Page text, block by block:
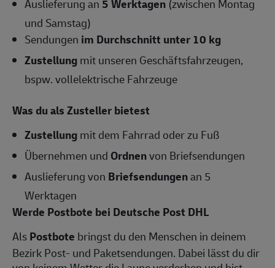
Auslieferung an5 Werktagen (zwischen Montag
und Samstag)
Sendungen im Durchschnitt unter 10 kg
Zustellungmit unseren Geschäftsfahrzeugen,
bspw. vollelektrische Fahrzeuge
Was du als Zusteller bietest
Zustellungmit dem Fahrrad oder zu Fuß
Übernehmen und Ordnenvon Briefsendungen
Auslieferung von Briefsendungenan 5
Werktagen
Werde Postbote bei Deutsche Post DHL
AlsPostbote bringst du den Menschen in deinem
Bezirk Post- und Paketsendungen. Dabei lässt du dir